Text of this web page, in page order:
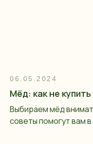
06.05.2024
Мёд: как не
Выбираем мёд
советы помогут вам